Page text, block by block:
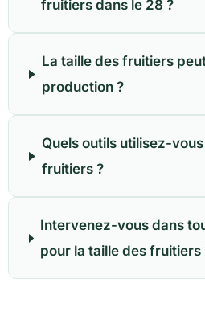
fruitiers dans le 28 ?
La taille des fruitiers
production ?
Quels outils utilisez-
fruitiers ?
Intervenez-vous dans
pour la taille des fruitiers